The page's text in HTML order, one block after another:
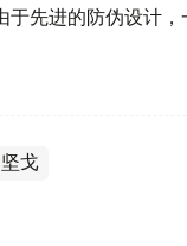
先进的防伪设计，
坚戈